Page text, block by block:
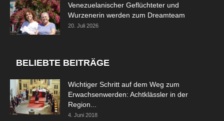
Venezuelanischer Geflüchteter und
Wurzenerin werden zum Dreamteam
20. Juli 2026
BELIEBTE BEITRÄGE
Wichtiger Schritt auf dem Weg zum
Erwachsenwerden: Achtklässler in der
Region...
4. Juni 2018